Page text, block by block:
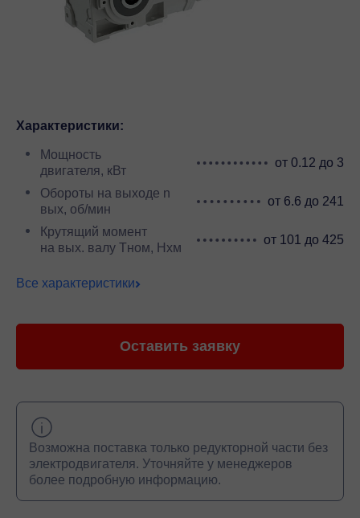
Характеристики:
Мощность
двигателя, кВт
от 0.12 до 3
Обороты на выходе n
вых, об/мин
от 6.6 до 241
Крутящий момент
на вых. валу Тном, Нхм
от 101 до 425
Все характеристики
Оставить заявку
Возможна поставка только редукторной части без
электродвигателя. Уточняйте у менеджеров
более подробную информацию.